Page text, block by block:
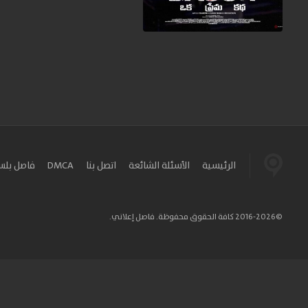
الرئيسية الأسئلة الشائعة اتصل بنا DMCA فاصل
©2016-2026 كافة الحقوق محفوظة. فاصل إعلاني.